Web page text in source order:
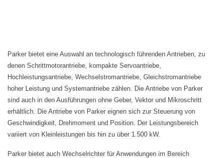
Parker bietet eine Auswahl an technologisch führenden Antrieben, zu
denen Schrittmotorantriebe, kompakte Servoantriebe,
Hochleistungsantriebe, Wechselstromantriebe, Gleichstromantriebe
hoher Leistung und Systemantriebe zählen. Die Antriebe von Parker
sind auch in den Ausführungen ohne Geber, Vektor und Mikroschritt
erhältlich. Die Antriebe von Parker eignen sich zur Steuerung von
Geschwindigkeit, Drehmoment und Position. Der Leistungsbereich
variiert von Kleinleistungen bis hin zu über 1.500 kW.
Parker bietet auch Wechselrichter für Anwendungen im Bereich